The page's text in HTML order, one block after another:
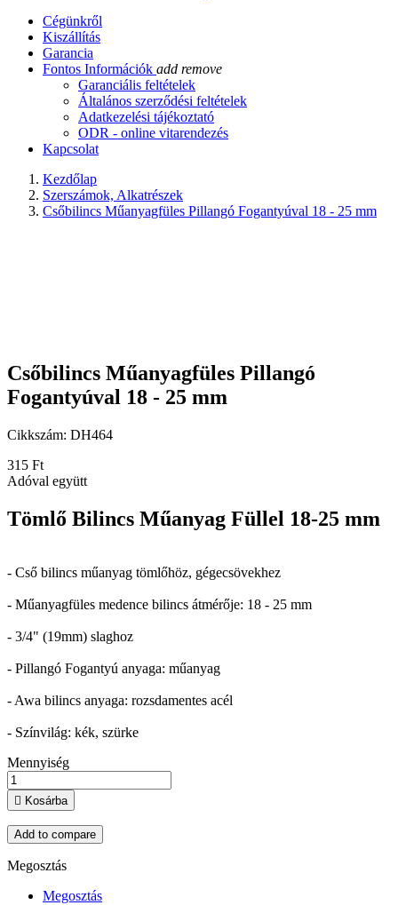
Cégünkről
Kiszállítás
Garancia
Fontos Információk add remove
Garanciális feltételek
Általános szerződési feltételek
Adatkezelési tájékoztató
ODR - online vitarendezés
Kapcsolat
Kezdőlap
Szerszámok, Alkatrészek
Csőbilincs Műanyagfüles Pillangó Fogantyúval 18 - 25 mm
Csőbilincs Műanyagfüles Pillangó
Fogantyúval 18 - 25 mm
Cikkszám: DH464
315 Ft
Adóval együtt
Tömlő Bilincs Műanyag Füllel 18-25 mm
- Cső bilincs műanyag tömlőhöz, gégecsövekhez
- Műanyagfüles medence bilincs átmérője: 18 - 25 mm
- 3/4" (19mm) slaghoz
- Pillangó Fogantyú anyaga: műanyag
- Awa bilincs anyaga: rozsdamentes acél
- Színvilág: kék, szürke
Mennyiség
 Kosárba
Add to compare
Megosztás
Megosztás